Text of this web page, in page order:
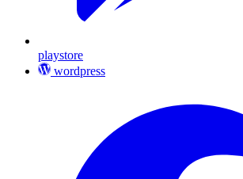
playstore
wordpress